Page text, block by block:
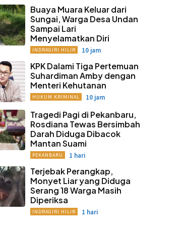
Buaya Muara Keluar dari
Sungai, Warga Desa Undan
Sampai Lari
Menyelamatkan Diri
INDRAGIRI HILIR 10 jam
KPK Dalami Tiga Pertemuan
Suhardiman Amby dengan
Menteri Kehutanan
HUKUM KRIMINAL 10 jam
Tragedi Pagi di Pekanbaru,
Rosdiana Tewas Bersimbah
Darah Diduga Dibacok
Mantan Suami
PEKANBARU 1 hari
Terjebak Perangkap,
Monyet Liar yang Diduga
Serang 18 Warga Masih
Diperiksa
INDRAGIRI HILIR 1 hari